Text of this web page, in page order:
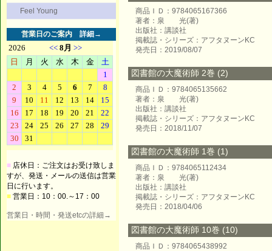
Feel Young
営業日のご案内 詳細→
■ 店休日：ご注文はお受け致しま
すが、発送・メールの送信は営業
日に行います。
■ 営業日：10：00.～17：00
営業日・時間・発送etcの詳細→
商品ＩＤ：9784065167366
著者：泉 光(著)
出版社：講談社
掲載誌・シリーズ：アフタヌーンKC
発売日：2019/08/07
図書館の大魔術師 2巻 (2)
商品ＩＤ：9784065135662
著者：泉 光(著)
出版社：講談社
掲載誌・シリーズ：アフタヌーンKC
発売日：2018/11/07
図書館の大魔術師 1巻 (1)
商品ＩＤ：9784065112434
著者：泉 光(著)
出版社：講談社
掲載誌・シリーズ：アフタヌーンKC
発売日：2018/04/06
図書館の大魔術師 10巻 (10)
商品ＩＤ：9784065438992